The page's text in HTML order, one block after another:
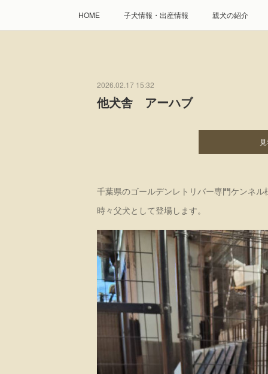
HOME 子犬情報・出産情報 親犬の紹介
2026.02.17 15:32
他犬舎 アーハブ
千葉県のゴールデンレトリバー専門ケンネ
時々父犬として登場します。